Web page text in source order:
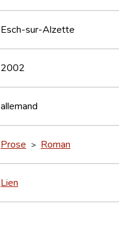
Esch-sur-Alzette
2002
allemand
Prose > Roman
Lien